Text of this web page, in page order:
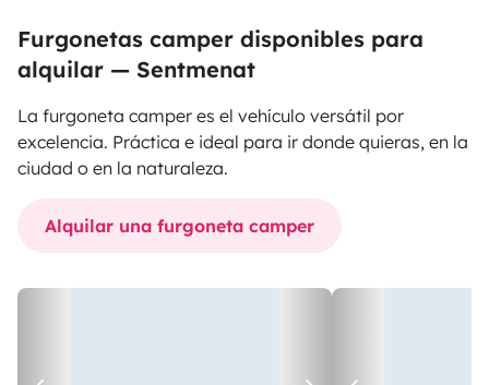
Furgonetas camper disponibles para
alquilar — Sentmenat
La furgoneta camper es el vehículo versátil por
excelencia. Práctica e ideal para ir donde quieras, en la
ciudad o en la naturaleza.
Alquilar una furgoneta camper